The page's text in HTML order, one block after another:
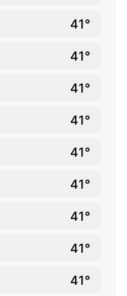
41°
41°
41°
41°
41°
41°
41°
41°
41°